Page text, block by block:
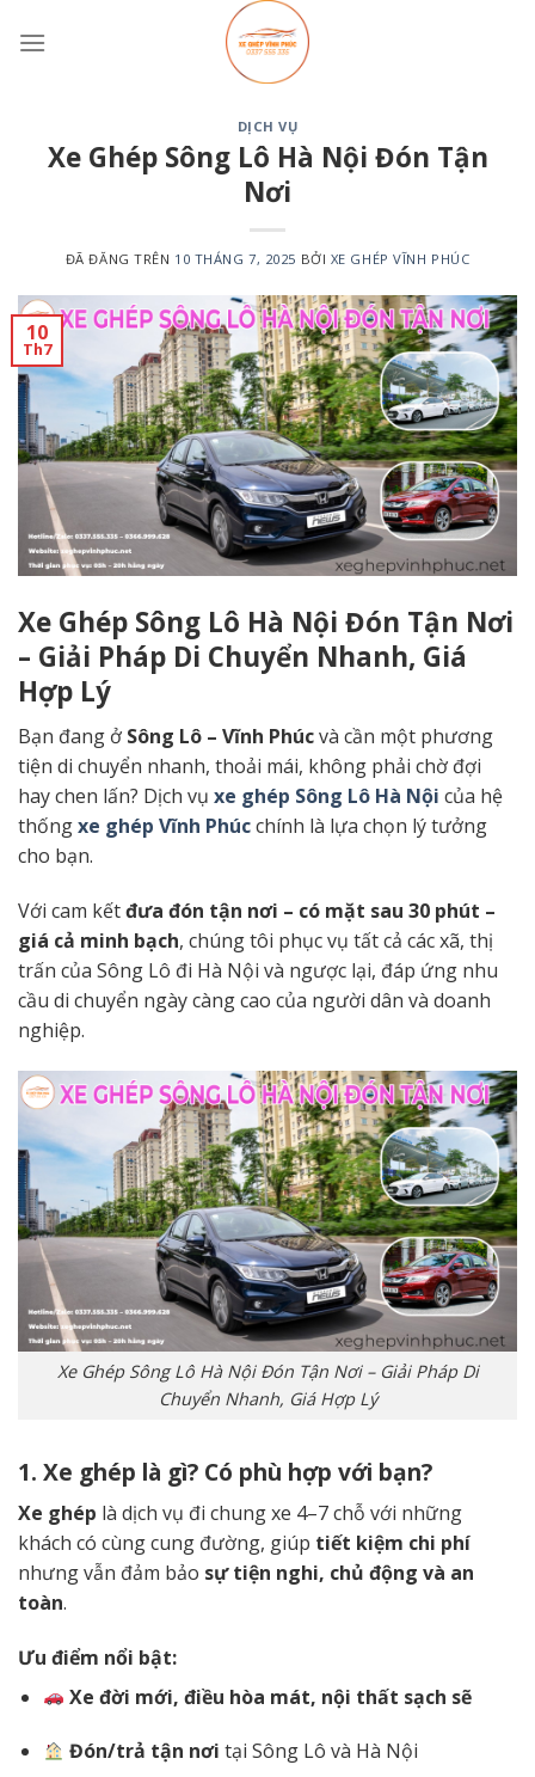
đến
DỊCH VỤ
Xe Ghép Sông Lô Hà Nội Đón Tận
Nơi
ĐÃ ĐĂNG TRÊN 10 THÁNG 7, 2025 BỞI XE GHÉP VĨNH PHÚC
10
Th7
Xe Ghép Sông Lô Hà Nội Đón Tận Nơi
– Giải Pháp Di Chuyển Nhanh, Giá
Hợp Lý
Bạn đang ở Sông Lô – Vĩnh Phúcvà cần một phương
tiện di chuyển nhanh, thoải mái, không phải chờ đợi
hay chen lấn? Dịch vụ xe ghép Sông Lô Hà Nội của hệ
thốngxe ghép Vĩnh Phúcchính là lựa chọn lý tưởng
cho bạn.
Với cam kếtđưa đón tận nơi – có mặt sau 30 phút –
giá cả minh bạch, chúng tôi phục vụ tất cả các xã, thị
trấn của Sông Lô đi Hà Nội và ngược lại, đáp ứng nhu
cầu di chuyển ngày càng cao của người dân và doanh
nghiệp.
Xe Ghép Sông Lô Hà Nội Đón Tận Nơi – Giải Pháp Di
Chuyển Nhanh, Giá Hợp Lý
1. Xe ghép là gì? Có phù hợp với bạn?
Xe ghép là dịch vụ đi chung xe 4–7 chỗ với những
khách có cùng cung đường, giúp tiết kiệm chi phí
nhưng vẫn đảm bảo sự tiện nghi, chủ động và an
toàn.
Ưu điểm nổi bật:
Xe đời mới, điều hòa mát, nội thất sạch sẽ
Đón/trả tận nơi tại Sông Lô và Hà Nội